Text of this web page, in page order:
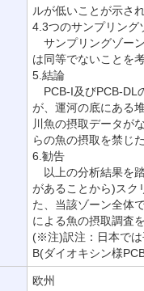
ルが低いことが示さ
4.3つのサンプリング
サンプリングゾー
は同等でないことを
5.結論
PCB-I及びPCB-DL
が、運河の底にある
川魚の摂取データが
らの魚の摂取を禁じ
6.勧告
以上の分析結果を
があることから)スク
た、当該ゾーン全体
による魚の摂取調査
(※注)訳注：日本では
B(ダイオキシン様
欧州